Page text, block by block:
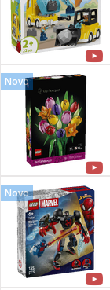
Novo
Novo